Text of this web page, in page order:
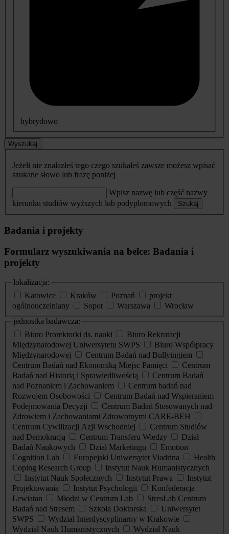
hybrydowo
Wyszukaj
Jeżeli nie znalazłeś tego czego szukałeś zawsze możesz wpisać
szukane słowo lub frazę poniżej
Wpisz nazwę lub część nazwy
kierunku studiów wyższych lub podyplomowych
Szukaj
Badania i projekty
Formularz wyszukiwania na belce: Badania i
projekty
lokalizacja:
Katowice
Kraków Poznań
projekt
ogólnouczelniany
Sopot Warszawa
Wrocław
jednostka badawcza:
Biuro Prorektorki ds. nauki
Biuro Rekrutacji
Międzynarodowej Uniwersytetu SWPS
Biuro Współpracy
Międzynarodowej
Centrum Badań nad Bullyingiem
Centrum Badań nad Ekonomiką Miejsc Pamięci
Centrum
Badań nad Historią i Sprawiedliwością
Centrum Badań
nad Poznaniem i Zachowaniem
Centrum badań nad
Rozwojem Osobowości
Centrum Badań nad Wspieraniem
Podejmowania Decyzji
Centrum Badań Stosowanych nad
Zdrowiem i Zachowaniami Zdrowotnymi CARE-BEH
Centrum Cywilizacji Azji Wschodniej
Centrum Studiów
nad Demokracją
Centrum Transferu Wiedzy
Dział
Badań Naukowych
Dział Marketingu
Emotion
Cognition Lab
Europejski Uniwersytet Viadrina
Health
Coping Research Group
Instytut Nauk Humanistycznych
Instytut Nauk Społecznych
Instytut Prawa
Instytut
Projektowania
Instytut Psychologii
Konfederacja
Lewiatan
Młodzi w Centrum Lab
StresLab Centrum
Badań nad Stresem
Szkoła Doktorska
Uniwersytet
SWPS
Wydział Interdyscyplinarny w Krakowie
Wydział Nauk Humanistycznych
Wydział Nauk